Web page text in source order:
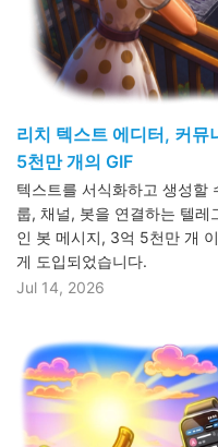
리치 텍스트 에디터, 커뮤
5천만 개의 GIF
텍스트를 서식화하고 생성할
룹, 채널, 봇을 연결하는 텔레
인 봇 메시지, 3억 5천만 개
게 도입되었습니다.
Jul 14, 2026